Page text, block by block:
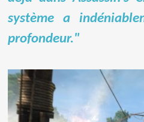
système a
profondeur."